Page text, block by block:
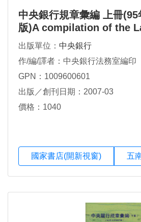
中央銀行規章彙編 上冊(95
版)A compilation of the
Regulations of the
Republic of
(Dec,2006Revised Ed)中
出版單位： 中央銀行
作/編/譯者：中央銀行法務室編印
GPN：1009600601
出版／創刊日期：2007-03
價格：1040
國家書店(開新視窗) 五